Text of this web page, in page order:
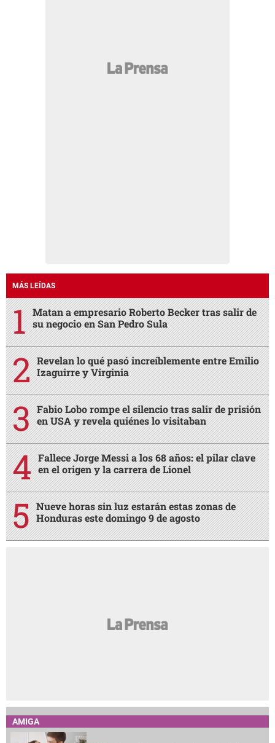
MÁS LEÍDAS
Matan a empresario Roberto Becker tras salir de
su negocio en San Pedro Sula
Revelan lo qué pasó increíblemente entre Emilio
Izaguirre y Virginia
Fabio Lobo rompe el silencio tras salir de prisión
en USA y revela quiénes lo visitaban
Fallece Jorge Messi a los 68 años: el pilar clave
en el origen y la carrera de Lionel
Nueve horas sin luz estarán estas zonas de
Honduras este domingo 9 de agosto
AMIGA